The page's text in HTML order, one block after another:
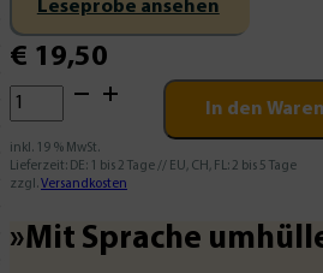
Leseprobe ansehen
€ 19,50
Mit
Sprache
umhüllen
Menge
In den
inkl. 19 % MwSt.
Lieferzeit: DE: 1 bis 2 Tage // EU, CH, FL: 2 bis 5 Tage
zzgl.Versandkosten
»Mit Sprache